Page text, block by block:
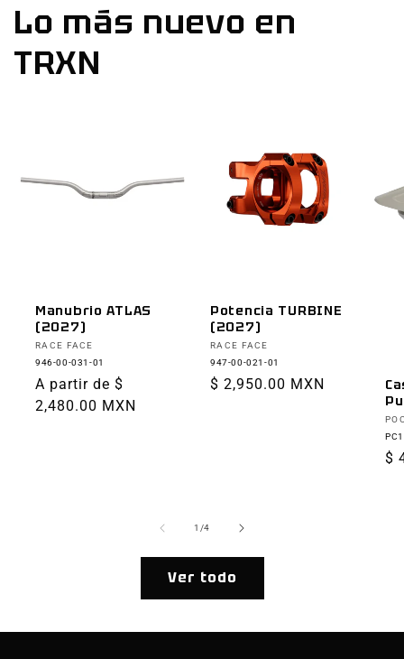
Lo más nuevo en
TRXN
Manubrio ATLAS
(2027)
Proveedor:
RACE FACE
946-00-031-01
Precio
habitual
A partir de $
2,480.00 MXN
Potencia TURBINE
(2027)
Proveedor:
RACE FACE
947-00-021-01
Precio
$ 2,950.00 MXN
$
1 /de
4
Ver todo